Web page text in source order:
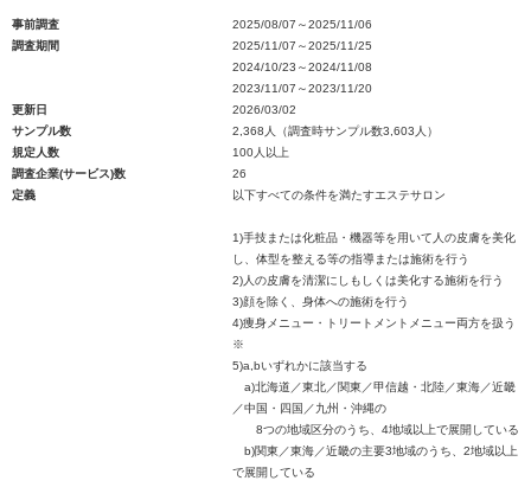
事前調査
2025/08/07～2025/11/06
調査期間
2025/11/07～2025/11/25
2024/10/23～2024/11/08
2023/11/07～2023/11/20
更新日
2026/03/02
サンプル数
2,368人（調査時サンプル数3,603人）
規定人数
100人以上
調査企業(サービス)数
26
定義
以下すべての条件を満たすエステサロン
1)手技または化粧品・機器等を用いて人の皮膚を美化
し、体型を整える等の指導または施術を行う
2)人の皮膚を清潔にしもしくは美化する施術を行う
3)顔を除く、身体への施術を行う
4)痩身メニュー・トリートメントメニュー両方を扱う
※
5)a,bいずれかに該当する
a)北海道／東北／関東／甲信越・北陸／東海／近畿
／中国・四国／九州・沖縄の
8つの地域区分のうち、4地域以上で展開している
b)関東／東海／近畿の主要3地域のうち、2地域以上
で展開している